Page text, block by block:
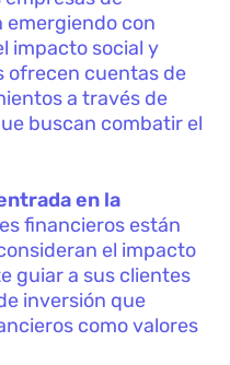
con
impacto social y
ofrecen cuentas de
a través de
buscan combatir el
en la
financieros están
el impacto
guiar a sus clientes
inversión que
como valores